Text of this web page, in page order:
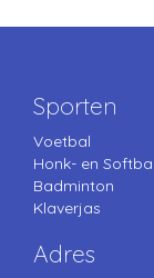
Sporten
Voetbal
Honk- en Softbal
Badminton
Klaverjas
Adres